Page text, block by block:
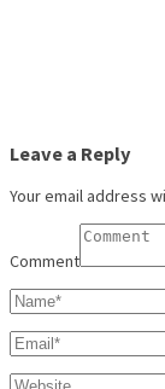
Leave a Reply
Your email address
Comment